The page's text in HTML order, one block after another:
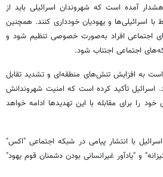
آمده است که شهروندان اسرائیلی باید از
اسرائیلی‌ها و یهودیان خودداری کنند. همچنین
اجتماعی افراد به‌صورت خصوصی تنظیم شود و
اجتماعی اجتناب شود.
به افزایش تنش‌های منطقه‌ای و تشدید تقابل
تأکید کرده است که امنیت شهروندانش
را برای مقابله با این تهدیدها ادامه خواهد
با انتشار پیامی در شبکه اجتماعی "اکس"
و "یادآور غیرانسانی بودن دشمنان قوم یهود"